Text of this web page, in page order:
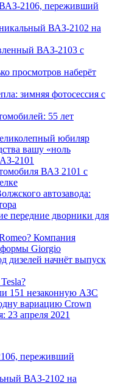
2106, переживший
ВАЗ-2102 на
ВАЗ-2103 с
просмотров наберёт
зимняя фотосессия с
55 лет
юбиляр
вашу «ноль
2101
ВАЗ 2101 с
автозавода:
передние дворники для
Компания
Giorgio
дизелей начнёт выпуск
151 незаконную АЗС
вариацию Crown
23 апреля 2021
переживший
ВАЗ-2102 на